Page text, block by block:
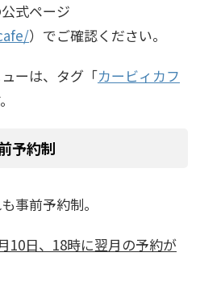
式ページ
）でご確認ください。
ーは、タグ「カービィカフ
予約制
事前予約制。
10日、18時に翌月の予約が